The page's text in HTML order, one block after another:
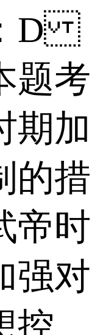
：D
题考
期加
的措
帝时
强对
控